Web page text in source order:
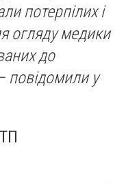
потерпілих і
огляду медики
до
повідомили у